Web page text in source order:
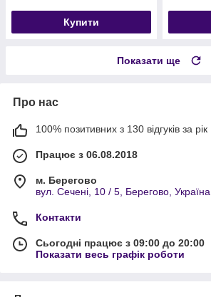
Купити
Показати ще
Про нас
100% позитивних з 130 відгуків за рік
Працює з 06.08.2018
м. Берегово
вул. Сечені, 10 / 5, Берегово, Україна
Контакти
Сьогодні працює з 09:00 до 20:00
Показати весь графік роботи